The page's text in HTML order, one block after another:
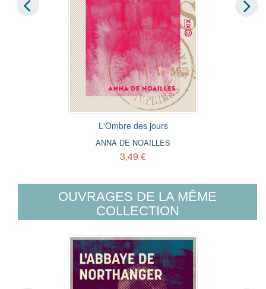
L'Ombre des jours
ANNA DE NOAILLES
3,49 €
OUVRAGES DE LA MÊME
COLLECTION